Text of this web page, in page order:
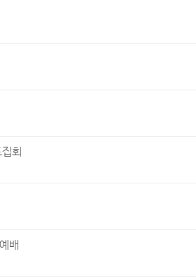
회
배